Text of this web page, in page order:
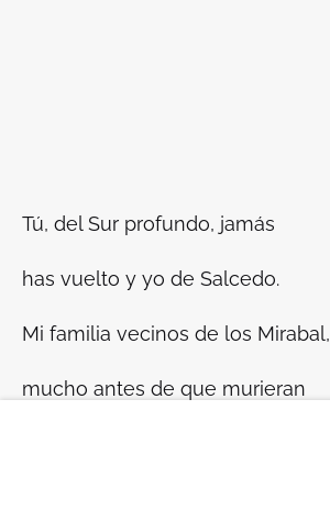
Tú, del Sur profundo, jamás
has vuelto y yo de Salcedo.
Mi familia vecinos de los Mirabal,
mucho antes de que murieran